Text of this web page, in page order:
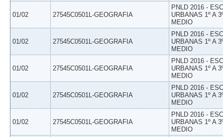
01/02 27545C0501L-GEOGRAFIA
PNLD 2016 -
URBANAS 1º A
MEDIO
01/02 27545C0501L-GEOGRAFIA
PNLD 2016 -
URBANAS 1º A
MEDIO
01/02 27545C0501L-GEOGRAFIA
PNLD 2016 -
URBANAS 1º A
MEDIO
01/02 27545C0501L-GEOGRAFIA
PNLD 2016 -
URBANAS 1º A
MEDIO
01/02 27545C0501L-GEOGRAFIA
PNLD 2016 -
URBANAS 1º A
MEDIO